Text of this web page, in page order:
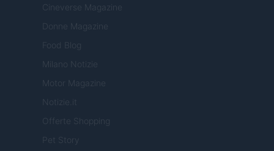
Cineverse Magazine
Donne Magazine
Food Blog
Milano Notizie
Motor Magazine
Notizie.it
Offerte Shopping
Pet Story